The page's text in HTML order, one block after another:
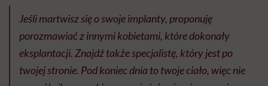
Jeśli martwisz się o swoje implanty, proponuję
porozmawiać z innymi kobietami, które dokonały
eksplantacji. Znajdź także specjalistę, który jest po
twojej stronie. Pod koniec dnia to twoje ciało, więc nie